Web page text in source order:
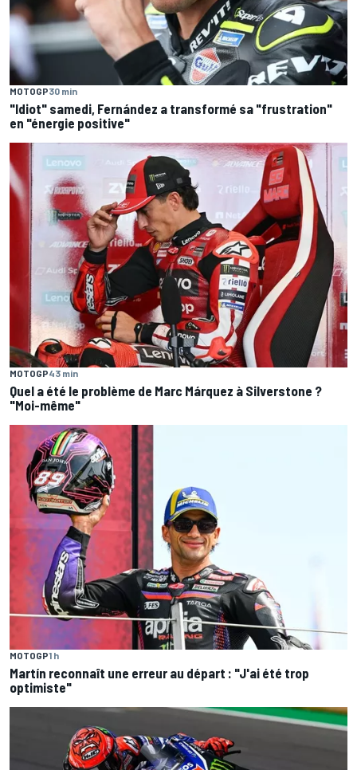
MOTOGP30 min
"Idiot" samedi, Fernández a transformé sa "frustration"
en "énergie positive"
MOTOGP43 min
Quel a été le problème de Marc Márquez à Silverstone ?
"Moi-même"
MOTOGP1 h
Martín reconnaît une erreur au départ : "J'ai été trop
optimiste"